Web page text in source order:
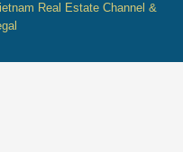
Real Estate Channel &